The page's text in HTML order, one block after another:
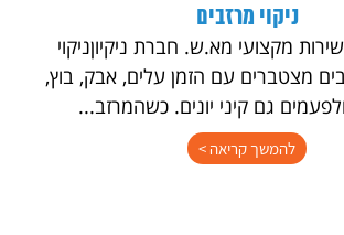
ניקוי מרזבים
מקצועי מא.ש. חברת ניקיוןניקוי
מצטברים עם הזמן עלים, אבק, בוץ,
גם קיני יונים. כשהמרזב...
להמשך קריאה >